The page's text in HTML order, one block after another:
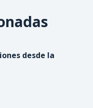
desde la